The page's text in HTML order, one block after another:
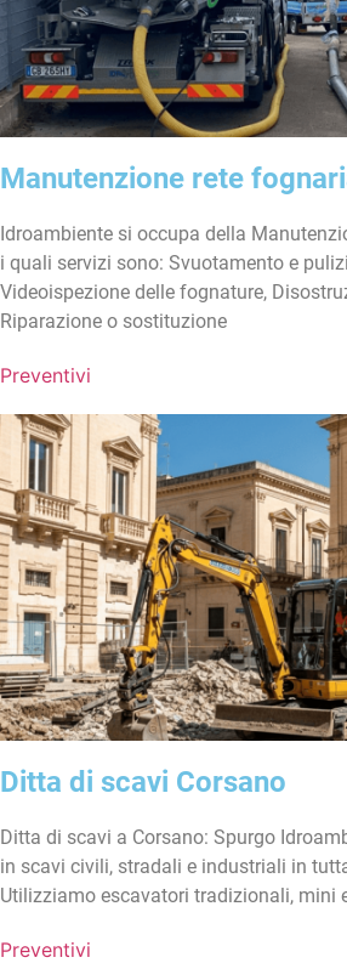
Manutenzione rete
Idroambiente si occupa della
i quali servizi sono: Svuotamento e
Videoispezione delle fognature,
Riparazione o sostituzione
Preventivi
Ditta di scavi Corsano
Ditta di scavi a Corsano: Spurgo
in scavi civili, stradali e industriali in
Utilizziamo escavatori tradizionali, mini
Preventivi